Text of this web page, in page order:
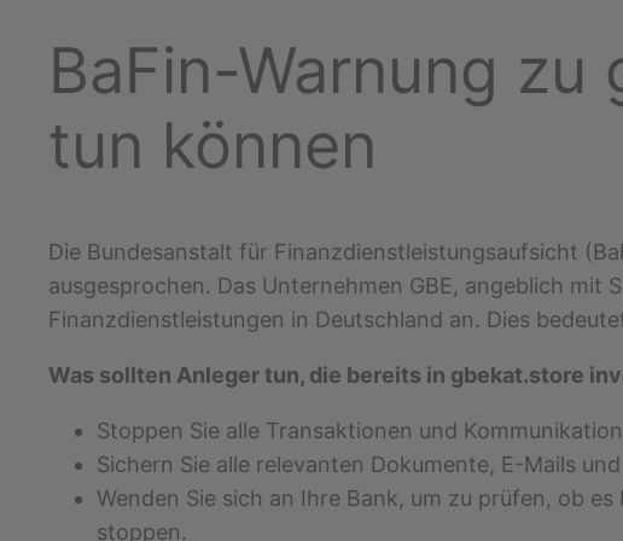
BaFin-Warnung
tun können
Die Bundesanstalt für Finanzdienstleistungsaufsicht
ausgesprochen. Das Unternehmen GBE, angeblich
Finanzdienstleistungen in Deutschland an. Dies
Was sollten Anleger tun, die bereits in gbekat.store
Stoppen Sie alle Transaktionen und
Sichern Sie alle relevanten Dokumente, E-Mails
Wenden Sie sich an Ihre Bank, um zu prüfen, ob
stoppen.